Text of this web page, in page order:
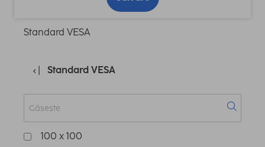
Standard VESA
Standard VESA
100 x 100